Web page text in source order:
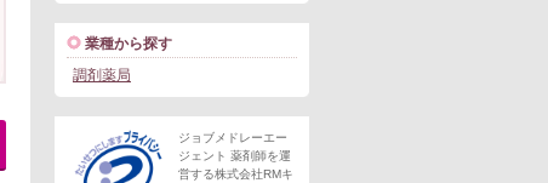
業種から探す
調剤薬局
ジョブメドレーエー
ジェント 薬剤師を運
営する株式会社RMキ